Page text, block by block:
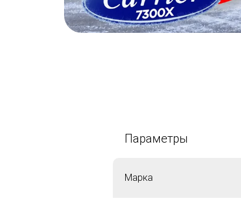
Параметры
Марка